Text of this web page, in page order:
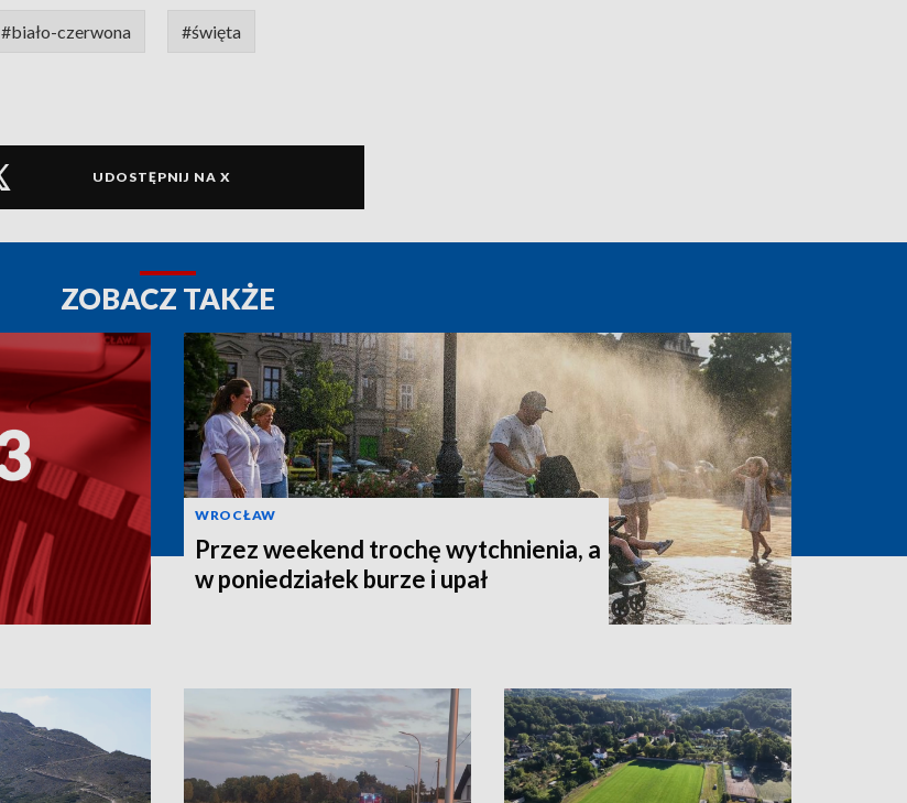
#biało-czerwona #święta
UDOSTĘPNIJ NA X
ZOBACZ TAKŻE
WROCŁAW
Przez weekend trochę wytchnienia, a
w poniedziałek burze i upał